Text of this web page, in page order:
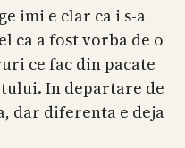
imi e clar ca i s-a
ca a fost vorba de o
ce fac din pacate
In departare de
dar diferenta e deja